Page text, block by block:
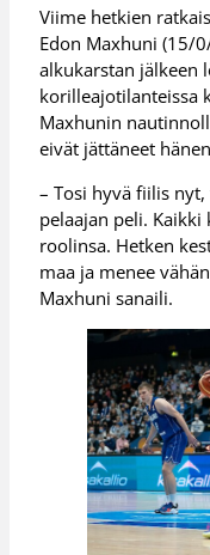
Viime hetkien
Edon Maxhuni (15/
alkukarstan jälkeen
korilleajotilanteissa
Maxhunin
eivät jättäneet
– Tosi hyvä fiilis
pelaajan peli.
roolinsa. Hetken
maa ja menee
Maxhuni sanaili.